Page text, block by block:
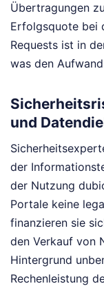
Übertragungen
Erfolgsquote bei
Requests ist in
was den
und
der
der Nutzung
Portale keine
finanzieren sie
den Verkauf von
Hintergrund
Rechenleistung